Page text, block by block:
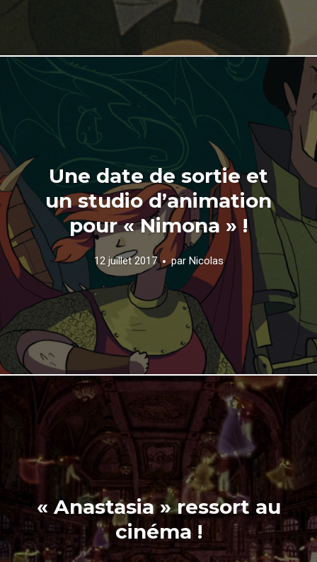
Une date de sortie et
un studio d’animation
pour « Nimona » !
12 juillet 2017 par Nicolas
« Anastasia » ressort au
cinéma !